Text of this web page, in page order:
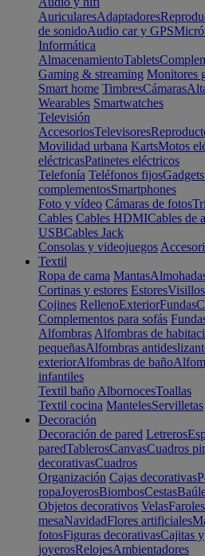
AuricularesAdaptadores
de sonidoAudio car y GPS
Informática
AlmacenamientoTablets
Gaming & streaming Monitores
Smart home TimbresCámaras
Wearables Smartwatches
Televisión
AccesoriosTelevisores
Movilidad urbana KartsMotos
eléctricasPatinetes eléctricos
Telefonía Teléfonos fijos
complementosSmartphones
Foto y vídeo Cámaras de fotos
Cables Cables HDMICables de
USBCables Jack
Consolas y videojuegos
Textil
Ropa de cama Mantas
Cortinas y estores EstoresVisillos
Cojines RellenoExteriorFundas
Complementos para sofás
Alfombras Alfombras de
pequeñasAlfombras
exteriorAlfombras de baño
infantiles
Textil baño AlbornocesToallas
Textil cocina MantelesServilletas
Decoración
Decoración de pared Letreros
paredTablerosCanvasCuadros
decorativasCuadros
Organización Cajas decorativas
ropaJoyerosBiombosCestas
Objetos decorativos VelasFaroles
mesaNavidadFlores artificiales
fotosFiguras decorativasCajitas y
joyerosRelojesAmbientadores